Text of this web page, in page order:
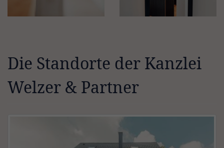
Die Standorte der Kanzlei
Welzer & Partner